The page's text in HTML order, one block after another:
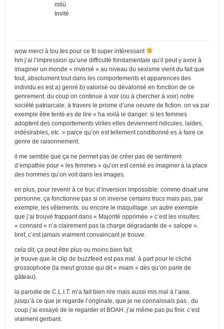
milù
Invité
wow merci à tou.tes pour ce fil super intéressant
hm j’ai l’impression qu’une difficulté fondamentale qu’il peut y avoir à
imaginer un monde « inversé » au niveau du sexisme vient du fait que
tout, absolument tout dans les comportements et apparences des
individu.es est a) genré b) valorisé ou dévalorisé en fonction de ce
genrement. du coup on continue à voir (ou à chercher à voir) notre
société patriarcale, à travers le prisme d’une oeuvre de fiction. on va par
exemple être tenté.es de lire « ha voilà le danger: si les femmes
adoptent des comportements viriles elles deviennent ridicules, laides,
indésirables, etc. » parce qu’on est tellement conditionné.es à faire ce
genre de raisonnement.
il me semble que ça ne permet pas de créer pas de sentiment
d’empathie pour « les femmes » qu’on est censé.es imaginer à la place
des hommes qu’on voit dans les images.
en plus, pour revenir à ce truc d’inversion impossible: comme disait une
personne, ça fonctionne pas si on inverse certains trucs mais pas, par
exemple, les vêtements. ou encore le maquillage. un autre exemple
que j’ai trouvé frappant dans « Majorité opprimée » c’est les insultes:
« connard » n’a clairement pas la charge dégradante de « salope ».
bref, c’est jamais vraiment convaincant je trouve.
cela dit, ça peut être plus ou moins bien fait.
je trouve que le clip de buzzfeed est pas mal. à part pour le cliché
grossophobe (la meuf grosse qui dit « miam » dès qu’on parle de
gâteau).
la parodie de C.L.I.T. m’a fait bien rire mais aussi mis mal à l’aise.
jusqu’à ce que je regarde l’originale, que je ne connaissais pas.. du
coup j’ai essayé de le regarder et BOAH. j’ai même pas pu finir. c’est
vraiment gerbant.